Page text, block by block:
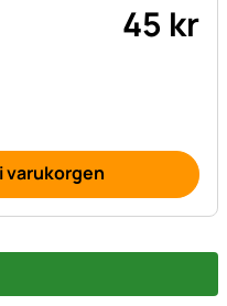
45 kr
varukorgen